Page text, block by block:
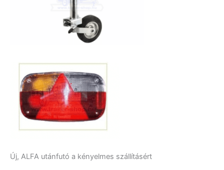
Új, ALFA utánfutó a kényelmes szállításért